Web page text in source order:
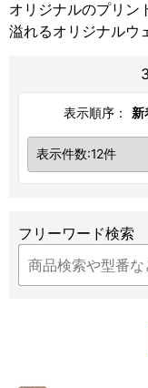
オリジナルのプリン
溢れるオリジナルウ
表示順序： 新
フリーワード検索